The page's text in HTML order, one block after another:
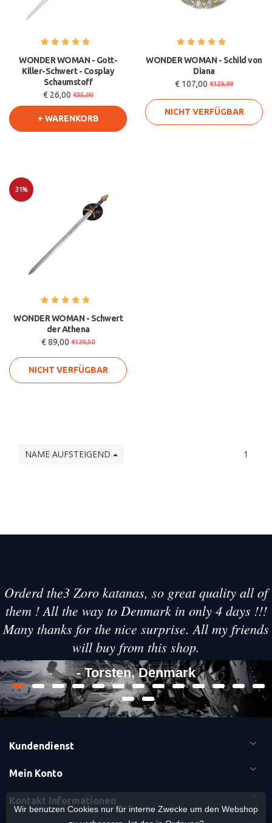
WONDER WOMAN - Gott-
Killer-Schwert - Cosplay
Schaumstoff
€ 26,00 €35,00
+ WARENKORB
WONDER WOMAN - Schild von
Diana
€ 107,00 €129,99
NICHT VERFÜGBAR
31%
WONDER WOMAN - Schwert
der Athena
€ 89,00 €129,50
NICHT VERFÜGBAR
NAME AUFSTEIGEND 1
Orderd the3 Zoro katanas, so great quality all of
them ! All the way to Denmark in only 4 days !!!
Many thanks for the nice surprise. All my friends
will buy from this shop.
- Torsten, Denmark
Kundendienst
Mein Konto
Kontakt Informationen
Wir benutzen Cookies nur für interne Zwecke um den Webshop